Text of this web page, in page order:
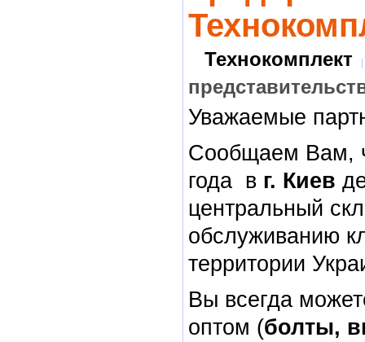
Технокомплект
Уважаемые
Сообщаем Вам,
года в г. Киев
центральный
обслуживанию
территории
Вы всегда
оптом (болты,